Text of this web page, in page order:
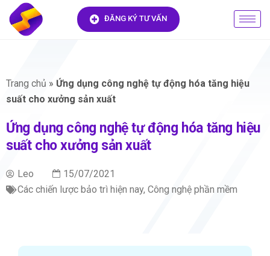
ĐĂNG KÝ TƯ VẤN
Trang chủ » Ứng dụng công nghệ tự động hóa tăng hiệu
suất cho xưởng sản xuất
Ứng dụng công nghệ tự động hóa tăng hiệu
suất cho xưởng sản xuất
Leo
15/07/2021
Các chiến lược bảo trì hiện nay, Công nghệ phần mềm